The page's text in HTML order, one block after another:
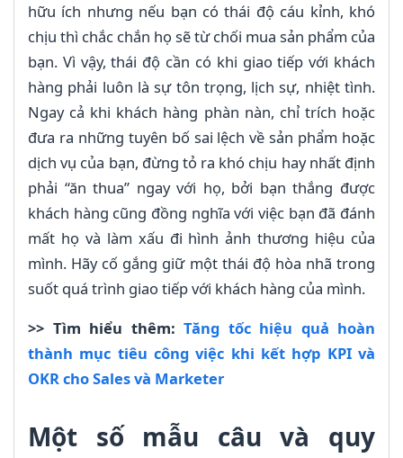
hữu ích nhưng nếu bạn có thái độ cáu kỉnh, khó
chịu thì chắc chắn họ sẽ từ chối mua sản phẩm của
bạn. Vì vậy, thái độ cần có khi giao tiếp với khách
hàng phải luôn là sự tôn trọng, lịch sự, nhiệt tình.
Ngay cả khi khách hàng phàn nàn, chỉ trích hoặc
đưa ra những tuyên bố sai lệch về sản phẩm hoặc
dịch vụ của bạn, đừng tỏ ra khó chịu hay nhất định
phải “ăn thua” ngay với họ, bởi bạn thắng được
khách hàng cũng đồng nghĩa với việc bạn đã đánh
mất họ và làm xấu đi hình ảnh thương hiệu của
mình. Hãy cố gắng giữ một thái độ hòa nhã trong
suốt quá trình giao tiếp với khách hàng của mình.
>> Tìm hiểu thêm: Tăng tốc hiệu quả hoàn
thành mục tiêu công việc khi kết hợp KPI và
OKR cho Sales và Marketer
Một số mẫu câu và quy